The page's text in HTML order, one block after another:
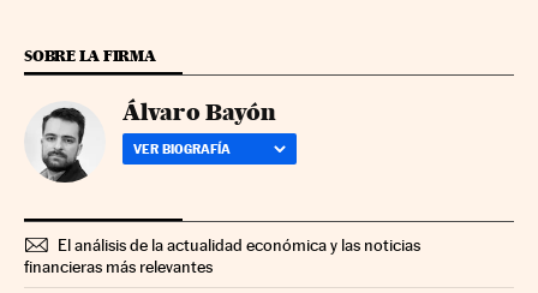
SOBRE LA FIRMA
Álvaro Bayón
VER BIOGRAFÍA
El análisis de la actualidad económica y las noticias
financieras más relevantes